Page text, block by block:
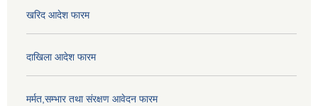
खरिद आदेश फारम
दाखिला आदेश फारम
मर्मत,सम्भार तथा संरक्षण आवेदन फारम